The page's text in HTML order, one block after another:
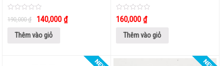
HDMI KHÔNG DÂY
0
out
190,000₫ 140,000₫
Thêm vào giỏ
0
out
160,000 ₫
Thêm vào giỏ